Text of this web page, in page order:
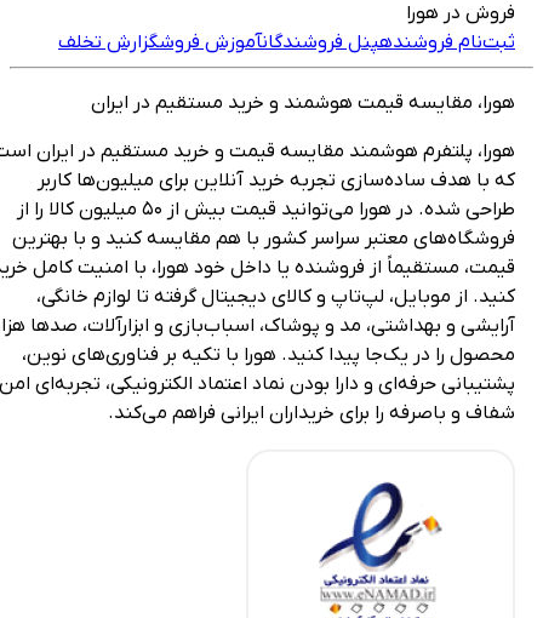
در هورا
فروشندهپنل فروشندگانآموزش فروشگزارش تخلف
مقایسه قیمت هوشمند و خرید مستقیم در ایران
پلتفرم هوشمند مقایسه قیمت و خرید مستقیم در ایران است
با هدف ساده‌سازی تجربه خرید آنلاین برای میلیون‌ها کاربر
طراحی شده. در هورا می‌توانید قیمت بیش از ۵۰ میلیون کالا را از
معتبر سراسر کشور با هم مقایسه کنید و با بهترین
مستقیماً از فروشنده یا داخل خود هورا، با امنیت کامل خرید
از موبایل، لپ‌تاپ و کالای دیجیتال گرفته تا لوازم خانگی،
و بهداشتی، مد و پوشاک، اسباب‌بازی و ابزارآلات، صدها هزار
را در یک‌جا پیدا کنید. هورا با تکیه بر فناوری‌های نوین،
حرفه‌ای و دارا بودن نماد اعتماد الکترونیکی، تجربه‌ای امن،
و باصرفه را برای خریداران ایرانی فراهم می‌کند.